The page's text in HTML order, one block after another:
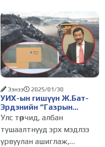
(2026.02.04) Унгар Улсын
ОТП банкны төлөөлөлтэй
цахимаар уулзлаа.
Уулзалтаар ОТП банкны
зүгээс Монгол Улсын
УИХ-ын гишүүн Ж.Бат-
Эрдэнийн “Газрын
наймаачин”-аас
“Лицензийн наймаачин”
болсон “түүх”
Ээнээ 2025/01/30
Улс төрчид, албан
тушаалтнууд эрх мэдлээ
урвуулан ашиглаж,